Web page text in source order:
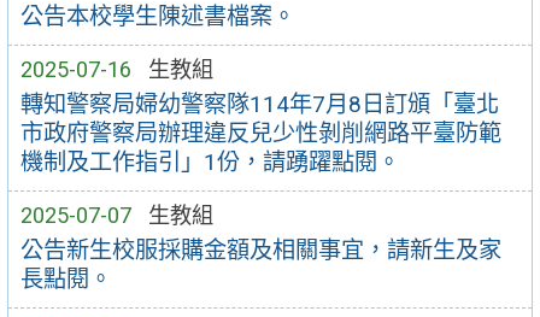
公告本校學生陳述書檔案。
2025-07-16 生教組
轉知警察局婦幼警察隊114年7月8日訂頒「臺北
市政府警察局辦理違反兒少性剝削網路平臺防範
機制及工作指引」1份，請踴躍點閱。
2025-07-07 生教組
公告新生校服採購金額及相關事宜，請新生及家
長點閱。